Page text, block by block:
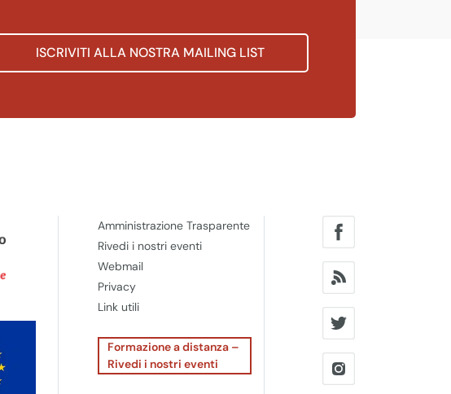
ISCRIVITI ALLA NOSTRA MAILING LIST
Amministrazione Trasparente
Rivedi i nostri eventi
Webmail
Privacy
Link utili
Formazione a distanza –
Rivedi i nostri eventi